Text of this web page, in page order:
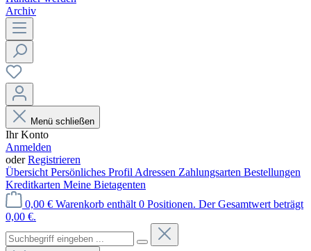
Archiv
Menü schließen
Ihr Konto
Anmelden
oderRegistrieren
Übersicht Persönliches Profil Adressen Zahlungsarten Bestellungen
Kreditkarten Meine Bietagenten
0,00 € Warenkorb enthält 0 Positionen. Der Gesamtwert beträgt
0,00 €.